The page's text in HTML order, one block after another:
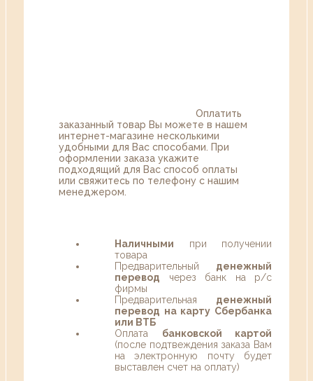
Оплатить
заказанный товар Вы можете в нашем
интернет-магазине несколькими
удобными для Вас способами. При
оформлении заказа укажите
подходящий для Вас способ оплаты
или свяжитесь по телефону с нашим
менеджером.
Наличными при получении
товара
Предварительный денежный
перевод через банк на р/с
фирмы
Предварительная денежный
перевод на карту Сбербанка
или ВТБ
Оплата банковской картой
(после подтвеждения заказа Вам
на электронную почту будет
выставлен счет на оплату)